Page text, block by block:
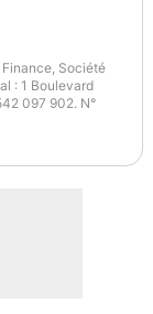
Société
: 1 Boulevard
097 902. N°